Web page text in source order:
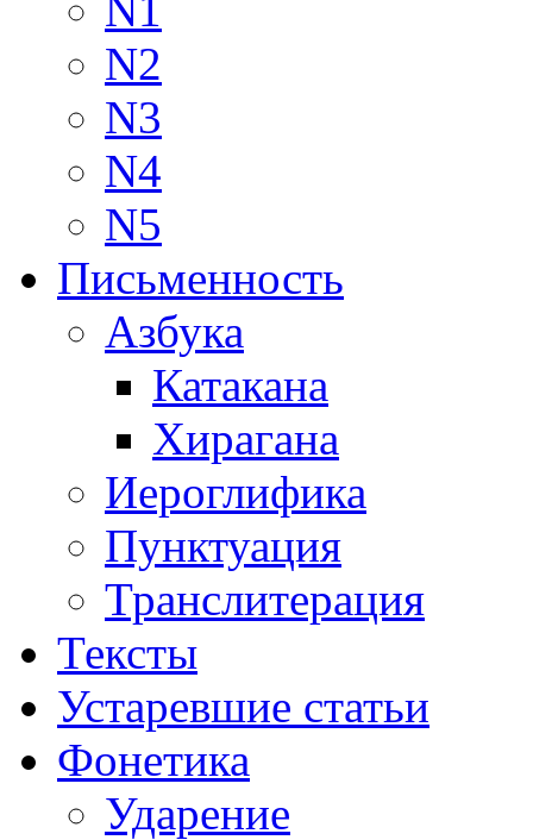
N2
N3
N4
N5
Письменность
Азбука
Катакана
Хирагана
Иероглифика
Пунктуация
Транслитерация
Тексты
Устаревшие статьи
Фонетика
Ударение